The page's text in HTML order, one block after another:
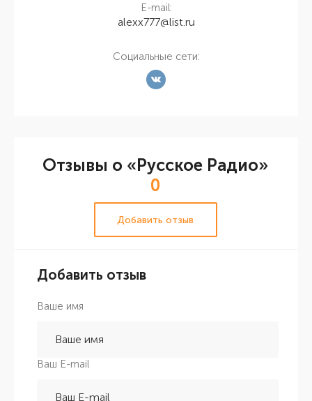
E-mail:
alexx777@list.ru
Социальные сети:
Отзывы о «Русское Радио»
0
Добавить отзыв
Добавить отзыв
Ваше имя
Ваш E-mail